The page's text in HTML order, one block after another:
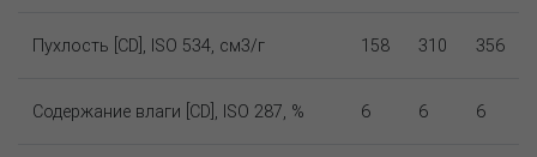
Пухлость [CD], ISO 534, см3/г 158 310 356
Содержание влаги [CD], ISO 287, % 6 6 6